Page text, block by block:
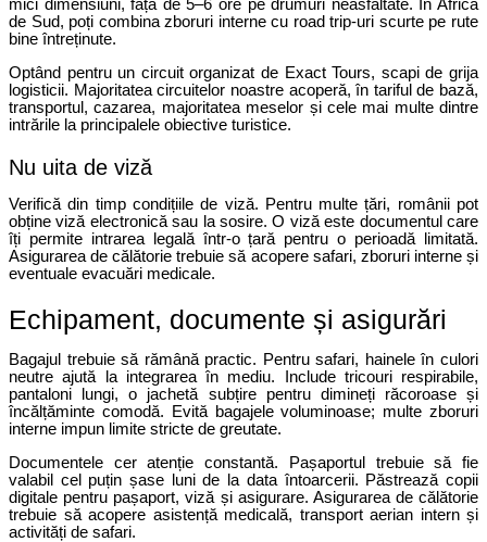
mici dimensiuni, față de 5–6 ore pe drumuri neasfaltate. În Africa
de Sud, poți combina zboruri interne cu road trip-uri scurte pe rute
bine întreținute.
Optând pentru un circuit organizat de Exact Tours, scapi de grija
logisticii. Majoritatea circuitelor noastre acoperă, în tariful de bază,
transportul, cazarea, majoritatea meselor și cele mai multe dintre
intrările la principalele obiective turistice.
Nu uita de viză
Verifică din timp condițiile de viză. Pentru multe țări, românii pot
obține viză electronică sau la sosire. O viză este documentul care
îți permite intrarea legală într-o țară pentru o perioadă limitată.
Asigurarea de călătorie trebuie să acopere safari, zboruri interne și
eventuale evacuări medicale.
Echipament, documente și asigurări
Bagajul trebuie să rămână practic. Pentru safari, hainele în culori
neutre ajută la integrarea în mediu. Include tricouri respirabile,
pantaloni lungi, o jachetă subțire pentru dimineți răcoroase și
încălțăminte comodă. Evită bagajele voluminoase; multe zboruri
interne impun limite stricte de greutate.
Documentele cer atenție constantă. Pașaportul trebuie să fie
valabil cel puțin șase luni de la data întoarcerii. Păstrează copii
digitale pentru pașaport, viză și asigurare. Asigurarea de călătorie
trebuie să acopere asistență medicală, transport aerian intern și
activități de safari.